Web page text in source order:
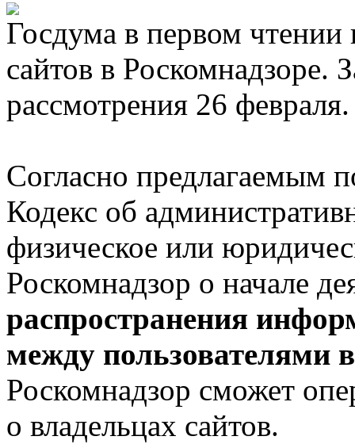
Госдума в первом чтении
сайтов в Роскомнадзоре.
рассмотрения 26 февраля.
Согласно предлагаемым
Кодекс об
физическое или
Роскомнадзор о начале
распространения
между пользователями
Роскомнадзор сможет
о владельцах сайтов.